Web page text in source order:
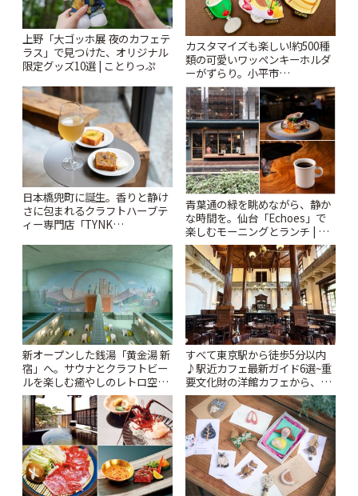
上野「大ゴッホ展 夜のカフェテ
ラス」で見つけた、オリジナル
限定グッズ10選 | ことりっぷ
カスタマイズも楽しい!約500種
類の可愛いワッペンキーホルダ
ーがずらり。小平市
「Kimamaya T&K」 | ことりっ
ぷ
日本橋兜町に誕生。香りと静け
さに包まれるクラフトハーブテ
ィー専門店「TYNK
青葉通の緑を眺めながら、静か
な時間を。仙台「Echoes」で
楽しむモーニングとランチ | こ
とりっぷ
新オープンした銭湯「黄金湯 新
宿」へ。サウナとクラフトビー
ルを楽しむ癒やしのレトロ空間
| ことりっぷ
すべて東京駅から徒歩5分以内
♪駅近カフェ最新ガイド6選~重
要文化財の洋館カフェから、改
札すぐのレトロ喫茶まで~ | こと
りっぷ